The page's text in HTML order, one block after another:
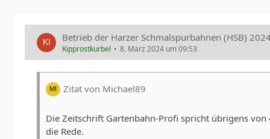
Betrieb der Harzer Schmalspurbahnen (HSB)
Kipprostkurbel 8. März 2024 um 09:53
Zitat von Michael89
Die Zeitschrift Gartenbahn-Profi spricht übrigens
die Rede.